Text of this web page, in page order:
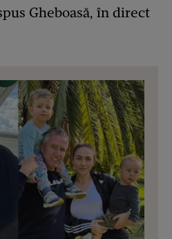
Gheboasă, în direct